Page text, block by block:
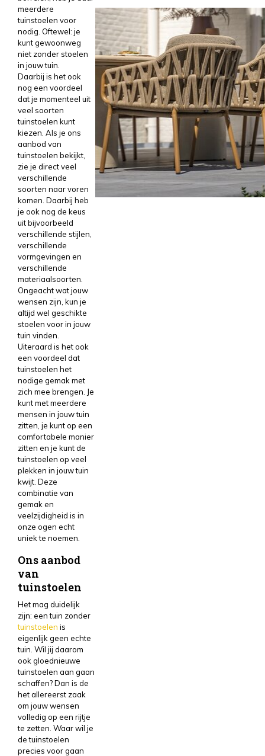
meerdere
tuinstoelen voor
nodig. Oftewel: je
kunt gewoonweg
niet zonder stoelen
in jouw tuin.
Daarbij is het ook
nog een voordeel
dat je momenteel uit
veel soorten
tuinstoelen kunt
kiezen. Als je ons
aanbod van
tuinstoelen bekijkt,
zie je direct veel
verschillende
soorten naar voren
komen. Daarbij heb
je ook nog de keus
uit bijvoorbeeld
verschillende stijlen,
verschillende
vormgevingen en
verschillende
materiaalsoorten.
Ongeacht wat jouw
wensen zijn, kun je
altijd wel geschikte
stoelen voor in jouw
tuin vinden.
Uiteraard is het ook
een voordeel dat
tuinstoelen het
nodige gemak met
zich mee brengen. Je
kunt met meerdere
mensen in jouw tuin
zitten, je kunt op een
comfortabele manier
zitten en je kunt de
tuinstoelen op veel
plekken in jouw tuin
kwijt. Deze
combinatie van
gemak en
veelzijdigheid is in
onze ogen echt
uniek te noemen.
Ons aanbod
van
tuinstoelen
Het mag duidelijk
zijn: een tuin zonder
tuinstoelen is
eigenlijk geen echte
tuin. Wil jij daarom
ook gloednieuwe
tuinstoelen aan gaan
schaffen? Dan is de
het allereerst zaak
om jouw wensen
volledig op een rijtje
te zetten. Waar wil je
de tuinstoelen
precies voor gaan